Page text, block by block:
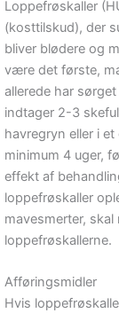
Loppefrøskaller
(kosttilskud), der
bliver blødere og
være det første,
allerede har
indtager 2-3
havregryn eller i
minimum 4 uger,
effekt af
loppefrøskaller
mavesmerter,
loppefrøskallerne.
Afføringsmidler
Hvis